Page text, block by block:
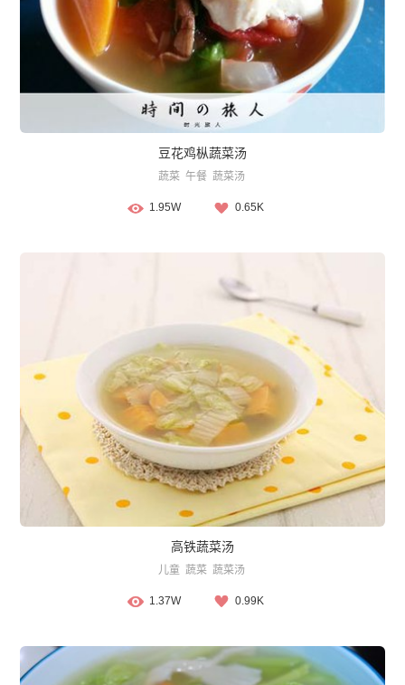
豆花鸡枞蔬菜汤
蔬菜 午餐 蔬菜汤
1.95W 0.65K
高铁蔬菜汤
儿童 蔬菜 蔬菜汤
1.37W 0.99K